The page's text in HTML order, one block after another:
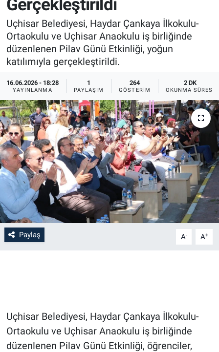
Gerçekleştirildi
Uçhisar Belediyesi, Haydar Çankaya İlkokulu-
Ortaokulu ve Uçhisar Anaokulu iş birliğinde
düzenlenen Pilav Günü Etkinliği, yoğun
katılımıyla gerçekleştirildi.
16.06.2026 - 18:28
YAYINLANMA
1
PAYLAŞIM
264
GÖSTERIM
2 DK
OKUNMA SÜRESI
Paylaş A- A+
Uçhisar Belediyesi, Haydar Çankaya İlkokulu-
Ortaokulu ve Uçhisar Anaokulu iş birliğinde
düzenlenen Pilav Günü Etkinliği, öğrenciler,
Sağlık
Yerel
Genel
Asayiş
İlan - Duyuru- Mesaj
Türkiye Gündemi
Sizden Gelenler
Yaşam
Sağlık
Eğitim
Kültür
3.Sayfa
Medya
Bilim-Tek
Kayseri
Niğde
İlan - Duyuru- Mesaj
Türkiye Gündemi
Sizden Gelenler